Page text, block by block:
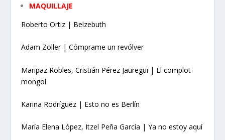
MAQUILLAJE
Roberto Ortiz | Belzebuth
Adam Zoller | Cómprame un revólver
Maripaz Robles, Cristián Pérez Jauregui | El complot
mongol
Karina Rodríguez | Esto no es Berlín
María Elena López, Itzel Peña García | Ya no estoy aquí